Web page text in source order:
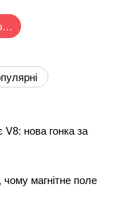
нова гонка за
чому магнітне поле